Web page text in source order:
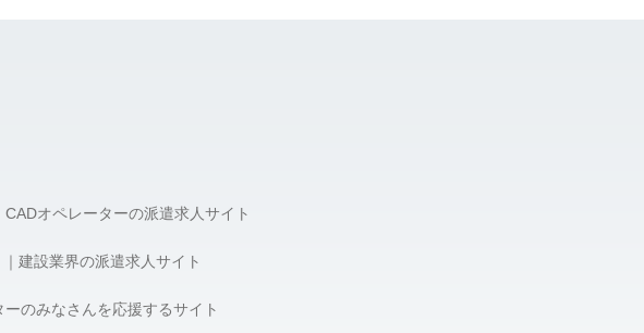
停止、消去及び第三者への提供の停止、第三者提供記録
オペレーターの派遣求人サイト
建設業界の派遣求人サイト
のみなさんを応援するサイト